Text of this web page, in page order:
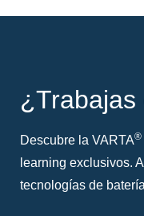
Descubre la VARTA®
learning exclusivos.
tecnologías de